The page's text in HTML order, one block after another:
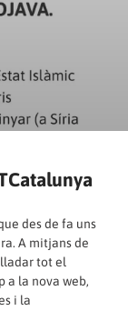
des de fa uns
A mitjans de
tot el
a la nova web,
i la